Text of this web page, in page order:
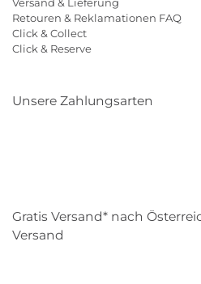
Retouren & Reklamationen FAQ
Click & Collect
Click & Reserve
Unsere Zahlungsarten
Gratis Versand* nach
Versand